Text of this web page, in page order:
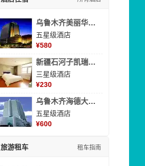
乌鲁木齐美丽华大酒
五星级酒店
¥580
新疆石河子凯瑞酒店
三星级酒店
¥230
乌鲁木齐海德大酒店
五星级酒店
¥600
旅游租车 租车指南